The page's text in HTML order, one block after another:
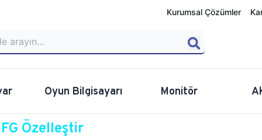
Kurumsal Çözümler
Oyun Bilgisayarı Monitör
Özelleştir